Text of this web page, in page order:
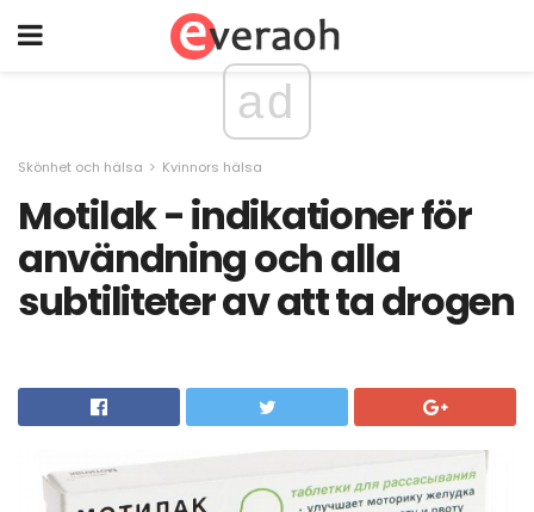
ad
Skönhet och hälsa Kvinnors hälsa
Motilak - indikationer för
användning och alla
subtiliteter av att ta drogen